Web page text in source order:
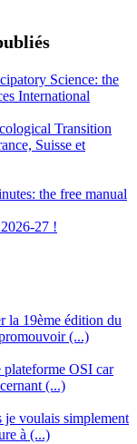
Science: the
International
Transition
Suisse et
the free manual
27 !
la 19ème édition du
(...)
plateforme OSI car
(...)
je voulais simplement
à (...)